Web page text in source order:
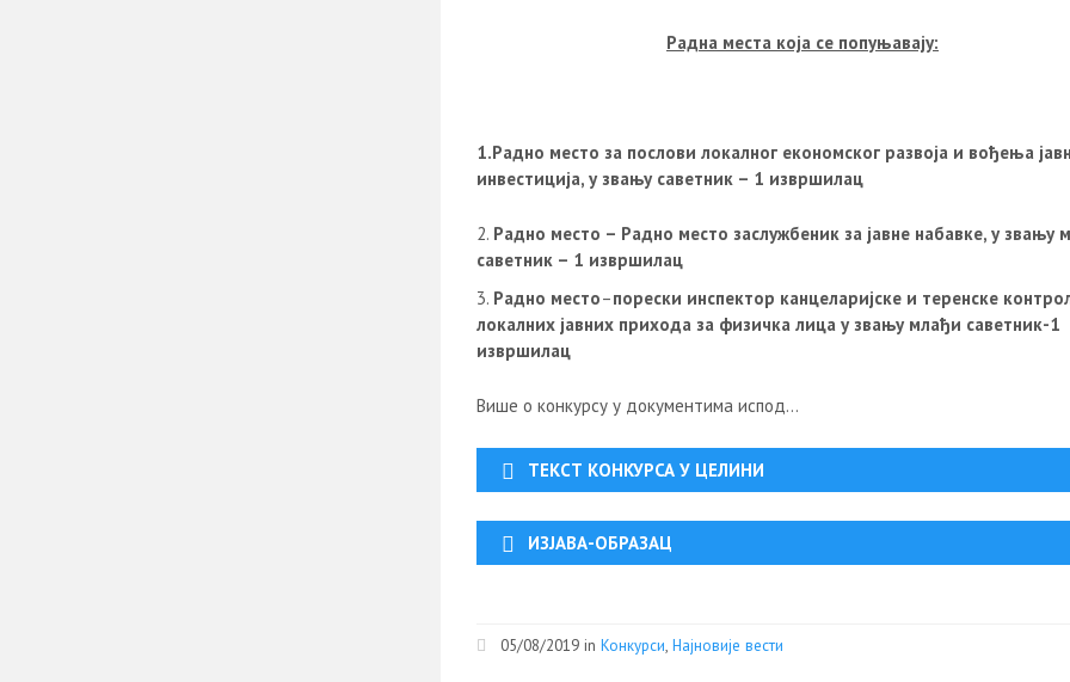
Радна места која се попуњавају:
1.Радно место за послови локалног економског развоја и вођења
инвестиција, у звању саветник – 1 извршилац
Радно место – Радно место заслужбеник за јавне набавке, у звању
саветник – 1 извршилац
Радно место–порески инспектор канцеларијске и теренске
локалних јавних прихода за физичка лица у звању млађи саветник-1
извршилац
Више о конкурсу у документима испод…
ТЕКСТ КОНКУРСА У ЦЕЛИНИ
ИЗЈАВА-ОБРАЗАЦ
05/08/2019in Конкурси, Најновије вести